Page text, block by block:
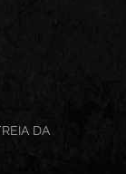
DA